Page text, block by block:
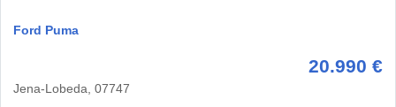
Ford Puma
20.990 €
Jena-Lobeda, 07747